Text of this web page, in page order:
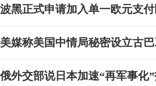
波黑正式申请加入单一欧元支
美媒称美国中情局秘密设立古
俄外交部说日本加速“再军事化